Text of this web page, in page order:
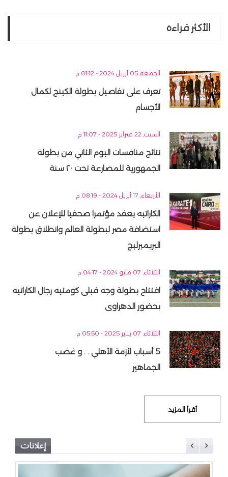
الأكثر قراءه
الجمعة, 05 أبريل 2024 - 01:12 م
تعرف على تفاصيل بطولة الكينج لكمال
الأجسام
السبت, 22 فبراير 2025 - 11:07 م
نتائج منافسات اليوم الثاني من بطولة
الجمهورية للمصارعة تحت ٢٠ سنة
الأربعاء, 17 أبريل 2024 - 08:19 م
الكاراتيه يعقد مؤتمرا صحفيا للإعلان عن
استضافة مصر لبطولة العالم وانطلاق بطولة
البريميرليج
الثلاثاء, 07 مايو 2024 - 04:17 م
افتتاح بطولة وجه قبلى كومتيه رجال الكاراتيه
بحضور الدهراوى
الثلاثاء, 07 يناير 2025 - 05:50 م
5 أسباب لأزمة الأهلي . . و غضب
الجماهير
أقرأ المزيد
إعلانات